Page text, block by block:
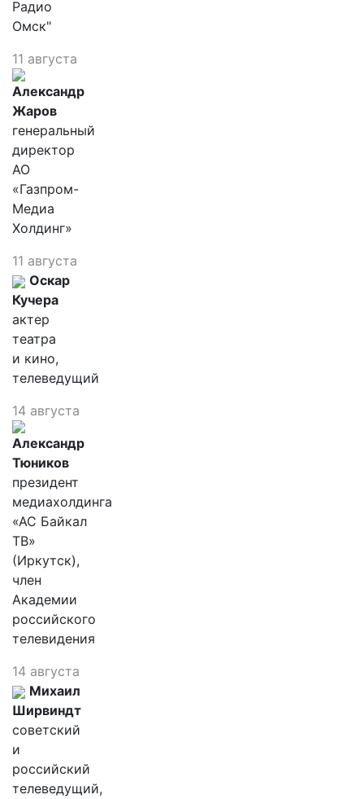
Радио
Омск"
11 августа
Александр
Жаров
генеральный
директор
АО
«Газпром-
Медиа
Холдинг»
11 августа
Оскар
Кучера
актер
театра
и кино,
телеведущий
14 августа
Александр
Тюников
президент
медиахолдинга
«АС Байкал
ТВ»
(Иркутск),
член
Академии
российского
телевидения
14 августа
Михаил
Ширвиндт
советский
и
российский
телеведущий,